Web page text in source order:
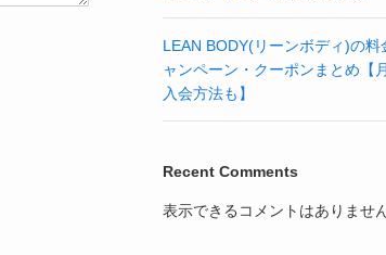
LEAN BODY(リーンボディ)の料
ャンペーン・クーポンまとめ【
入会方法も】
Recent Comments
表示できるコメントはありません